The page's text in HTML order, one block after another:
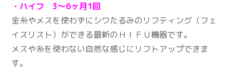
・ハイフ 3～6ヶ月1回
金糸やメスを使わずにシワたるみのリフティング（フェ
イスリスト）ができる最新のＨＩＦＵ機器です。
メスや糸を使わない自然な感じにリフトアップできま
す。